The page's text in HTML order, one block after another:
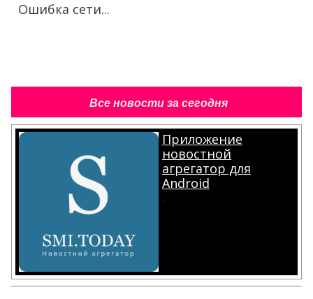
Ошибка сети...
Все новости за сегодня
Приложение
новостной
агрегатор для
Android
.